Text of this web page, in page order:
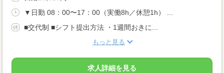
▼日勤 08：00〜17：00（実働8h／休憩1h） ...
■交代制 ■シフト提出方法 ・1週間おきに...
もっと見る
求人詳細を見る